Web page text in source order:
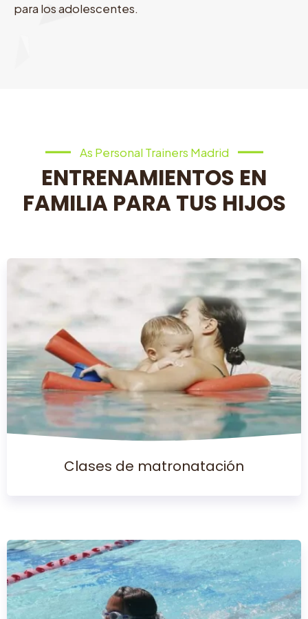
para los adolescentes.
As Personal Trainers Madrid
ENTRENAMIENTOS EN
FAMILIA PARA TUS HIJOS
Clases de matronatación